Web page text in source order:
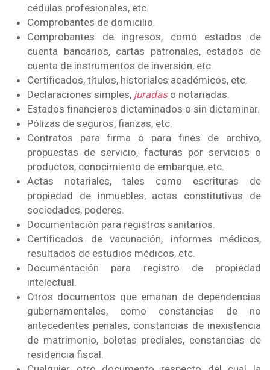
cédulas profesionales, etc.
Comprobantes de domicilio.
Comprobantes de ingresos, como estados de
cuenta bancarios, cartas patronales, estados de
cuenta de instrumentos de inversión, etc.
Certificados, títulos, historiales académicos, etc.
Declaraciones simples, juradaso notariadas.
Estados financieros dictaminados o sin dictaminar.
Pólizas de seguros, fianzas, etc.
Contratos para firma o para fines de archivo,
propuestas de servicio, facturas por servicios o
productos, conocimiento de embarque, etc.
Actas notariales, tales como escrituras de
propiedad de inmuebles, actas constitutivas de
sociedades, poderes.
Documentación para registros sanitarios.
Certificados de vacunación, informes médicos,
resultados de estudios médicos, etc.
Documentación para registro de propiedad
intelectual.
Otros documentos que emanan de dependencias
gubernamentales, como constancias de no
antecedentes penales, constancias de inexistencia
de matrimonio, boletas prediales, constancias de
residencia fiscal.